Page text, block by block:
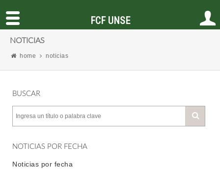
NOTICIAS
home noticias
BUSCAR
NOTICIAS POR FECHA
Noticias por fecha
FCF UNSE